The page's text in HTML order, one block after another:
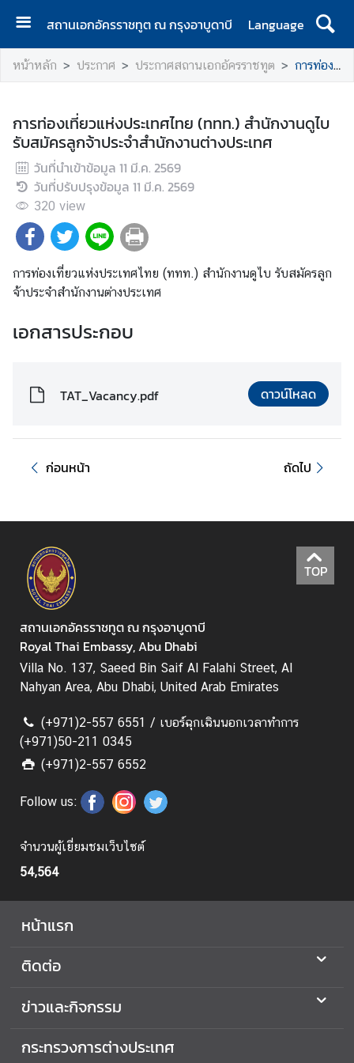
สถานเอกอัครราชทูต ณ กรุงอาบูดาบี
Language
ห
น้
ร
ก
ติ
ด
อ
ข่
ว
แ
ะ
ป
ะ
บ
ริ
ก
า
ร
ฝ่
า
ย
แ
ร
ง
า
ก
เ
อ
ตั้
น
หน้าหลัก ประกาศ ประกาศสถานเอกอัครราชทูต การท่องเที่ยวแห่งประเทศไทย (ททท.) สำนักงานดูไบ รับสมัครลูกจ้าประจำสำนักงานต่างประเทศ
การท่องเที่ยวแห่งประเทศไทย (ททท.) สำนักงานดูไบ
รับสมัครลูกจ้าประจำสำนักงานต่างประเทศ
วันที่นำเข้าข้อมูล 11 มี.ค. 2569
วันที่ปรับปรุงข้อมูล 11 มี.ค. 2569
320 view
การท่องเที่ยวแห่งประเทศไทย (ททท.) สำนักงานดูไบ รับสมัครลูก
จ้าประจำสำนักงานต่างประเทศ
เอกสารประกอบ
TAT_Vacancy.pdf ดาวน์โหลด
ก่อนหน้า ถัดไป
TOP
สถานเอกอัครราชทูต ณ กรุงอาบูดาบี
Royal Thai Embassy, Abu Dhabi
Villa No. 137, Saeed Bin Saif Al Falahi Street, Al
Nahyan Area, Abu Dhabi, United Arab Emirates
(+971)2-557 6551 / เบอร์ฉุกเฉินนอกเวลาทำการ
(+971)50-211 0345
(+971)2-557 6552
Follow us:
จำนวนผู้เยี่ยมชมเว็บไซต์
54,564
หน้าแรก
ติดต่อ
ข่าวและกิจกรรม
กระทรวงการต่างประเทศ